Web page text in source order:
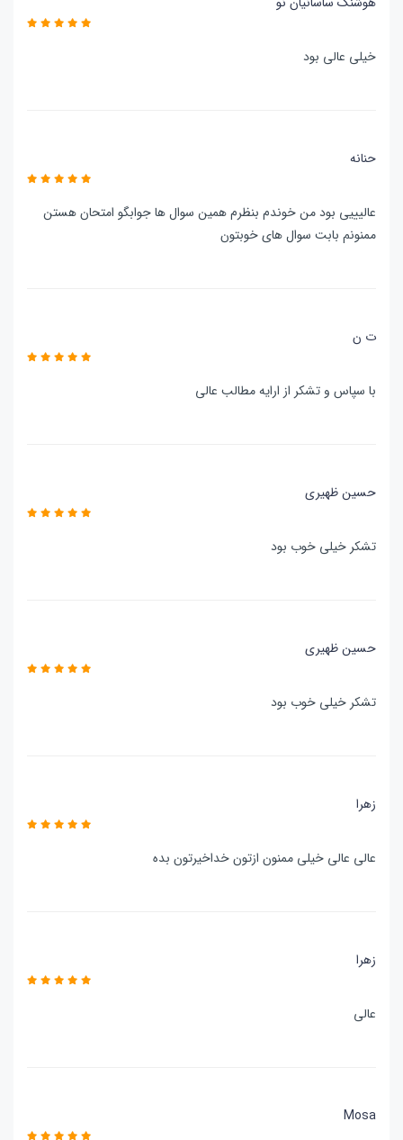
خیلی عالی بود
حنانه
عالیییی بود من خوندم بنظرم همین سوال ها جوابگو امتحان هستن
ممنونم بابت سوال های خوبتون
ت ن
با سپاس و تشکر از ارایه مطالب عالی
حسین ظهیری
تشکر خیلی خوب بود
حسین ظهیری
تشکر خیلی خوب بود
زهرا
عالی عالی خیلی ممنون ازتون خداخیرتون بده
زهرا
عالی
Mosa